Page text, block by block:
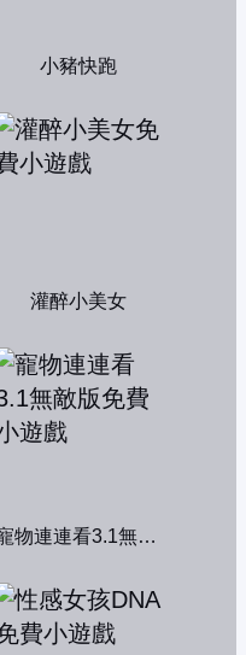
小豬快跑
灌醉小美女
寵物連連看3.1無敵版